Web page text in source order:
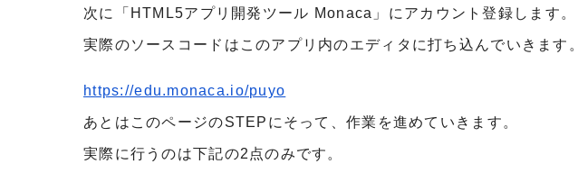
次に「HTML5アプリ開発ツール Monaca」にアカウント登録します。
実際のソースコードはこのアプリ内のエディタに打ち込んでいきます。
https://edu.monaca.io/puyo
あとはこのページのSTEPにそって、作業を進めていきます。
実際に行うのは下記の2点のみです。